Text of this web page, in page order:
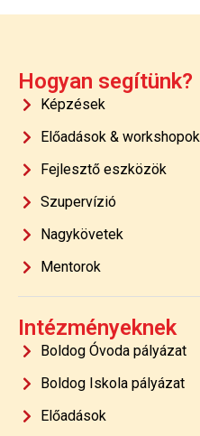
Hogyan segítünk?
Képzések
Előadások & workshopok
Fejlesztő eszközök
Szupervízió
Nagykövetek
Mentorok
Intézményeknek
Boldog Óvoda pályázat
Boldog Iskola pályázat
Előadások